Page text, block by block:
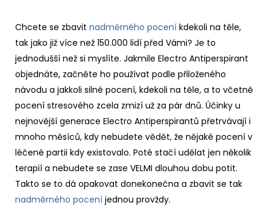
Chcete se zbavit nadměrného pocení kdekoli na těle,
tak jako již více než 150.000 lidí před Vámi? Je to
jednodušší než si myslíte. Jakmile Electro Antiperspirant
objednáte, začněte ho používat podle přiloženého
návodu a jakkoli silné pocení, kdekoli na těle, a to včetně
pocení stresového zcela zmizí už za pár dnů. Účinky u
nejnovější generace Electro Antiperspirantů přetrvávají i
mnoho měsíců, kdy nebudete vědět, že nějaké pocení v
léčené partii kdy existovalo. Poté stačí udělat jen několik
terapií a nebudete se zase VELMI dlouhou dobu potit.
Takto se to dá opakovat donekonečna a zbavit se tak
nadměrného pocení jednou provždy.